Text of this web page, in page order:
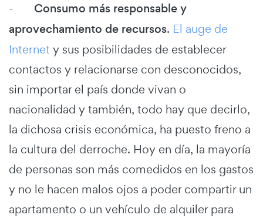
- Consumo más responsable y
aprovechamiento de recursos. El auge de
Internet y sus posibilidades de establecer
contactos y relacionarse con desconocidos,
sin importar el país donde vivan o
nacionalidad y también, todo hay que decirlo,
la dichosa crisis económica, ha puesto freno a
la cultura del derroche. Hoy en día, la mayoría
de personas son más comedidos en los gastos
y no le hacen malos ojos a poder compartir un
apartamento o un vehículo de alquiler para